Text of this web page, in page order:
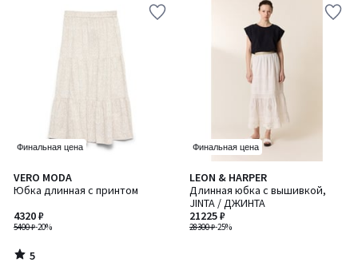
Финальная цена
VERO MODA
Юбка длинная с принтом
5400 ₽-20%
4320 ₽
5
/
5
/
Финальная цена
LEON & HARPER
Длинная юбка с вышивкой,
JINTA / ДЖИНТА
28300 ₽-25%
21225 ₽